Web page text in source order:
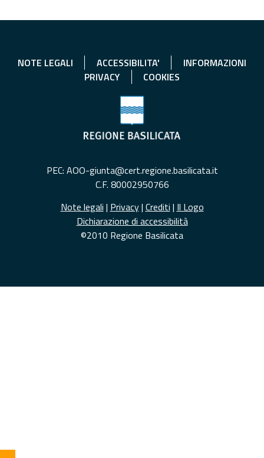
NOTE LEGALI ACCESSIBILITA'
INFORMAZIONI
PRIVACY
COOKIES
PEC: AOO-giunta@cert.regione.basilicata.it
C.F. 80002950766
Note legali | Privacy| Crediti | Il Logo
Dichiarazione di accessibilità
©2010 Regione Basilicata